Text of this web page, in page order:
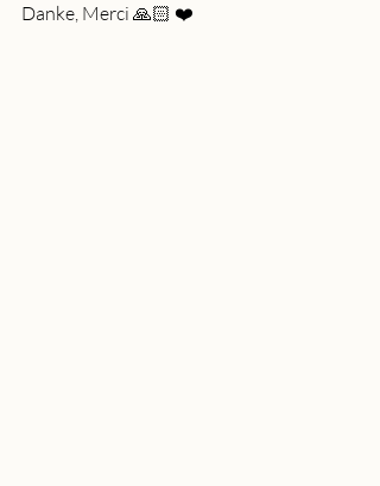
Danke, Merci 🙏🏻 ❤️